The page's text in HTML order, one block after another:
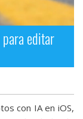
editar
con IA en iOS,